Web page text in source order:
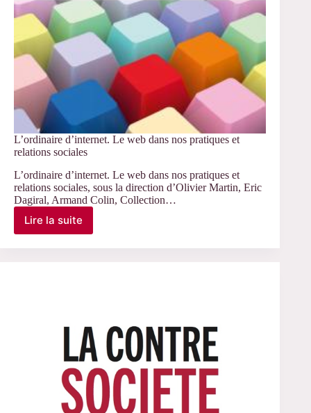
L’ordinaire d’internet. Le web dans nos pratiques et
relations sociales
L’ordinaire d’internet. Le web dans nos pratiques et
relations sociales, sous la direction d’Olivier Martin, Eric
Dagiral, Armand Colin, Collection…
Lire la suite
L’ordinaire
d’internet.
relations
sociales